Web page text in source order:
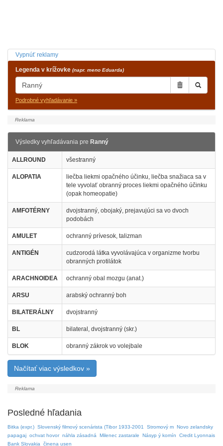
Vypnúť reklamy
Legenda v krížovke (napr. meno Eduarda)
Podrobné vyhľadávanie »
Výsledky vyhľadávania pre Ranný
ALLROUND všestranný
ALOPATIA
liečba liekmi opačného účinku, liečba snažiaca sa v
tele vyvolať obranný proces liekmi opačného účinku
(opak homeopatie)
AMFOTÉRNY
dvojstranný, obojaký, prejavujúci sa vo dvoch
podobách
AMULET ochranný prívesok, talizman
ANTIGÉN
cudzorodá látka vyvolávajúca v organizme tvorbu
obranných protilátok
ARACHNOIDEA ochranný obal mozgu (anat.)
ARSU arabský ochranný boh
BILATERÁLNY dvojstranný
BL bilateral, dvojstranný (skr.)
BLOK obranný zákrok vo volejbale
Načítať viac výsledkov »
Posledné hľadania
Bitka (expr.) Slovenský filmový scenárista (Tibor 1933-2001 Stromový m Novo zelandsky
papagaj ochvat hovor náhla zásadná Milenec zastarale Násyp ý komín
Credit Lyonnais
Bank Slovakia
činena usen